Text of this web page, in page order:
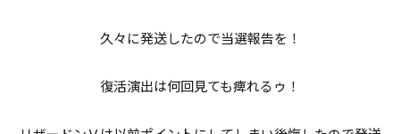
久々に発送したので当選報告を！
復活演出は何回見ても痺れるゥ！